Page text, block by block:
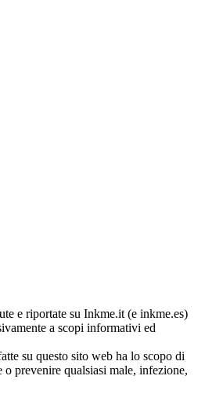
e riportate su Inkme.it (e inkme.es)
a scopi informativi ed
su questo sito web ha lo scopo di
o prevenire qualsiasi male, infezione,